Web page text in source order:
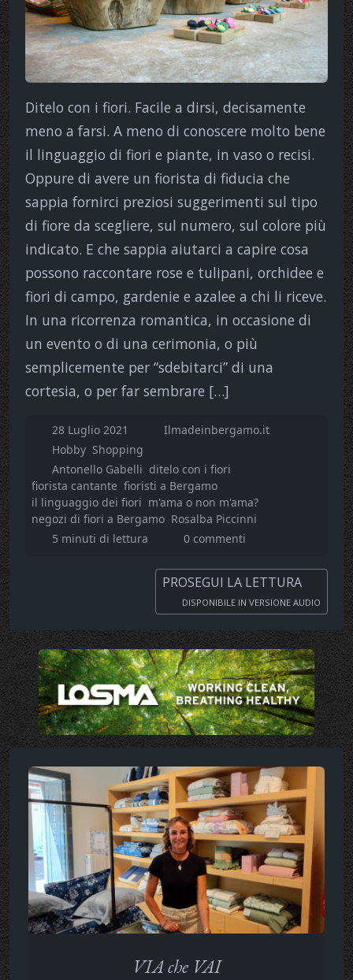
Ditelo con i fiori. Facile a dirsi, decisamente
meno a farsi. A meno di conoscere molto bene
il linguaggio di fiori e piante, in vaso o recisi.
Oppure di avere un fiorista di fiducia che
sappia fornirci preziosi suggerimenti sul tipo
di fiore da scegliere, sul numero, sul colore più
indicato. E che sappia aiutarci a capire cosa
possono raccontare rose e tulipani, orchidee e
fiori di campo, gardenie e azalee a chi li riceve.
In una ricorrenza romantica, in occasione di
un evento o di una cerimonia, o più
semplicemente per “sdebitarci” di una
cortesia, o per far sembrare […]
28 Luglio 2021
Ilmadeinbergamo.it
Hobby Shopping
Antonello Gabelli ditelo con i fiori
fiorista cantante fioristi a Bergamo
il linguaggio dei fiori m'ama o non m'ama?
negozi di fiori a Bergamo Rosalba Piccinni
5 minuti di lettura
0 commenti
PROSEGUI LA LETTURA
DISPONIBILE IN VERSIONE AUDIO
VIA che VAI